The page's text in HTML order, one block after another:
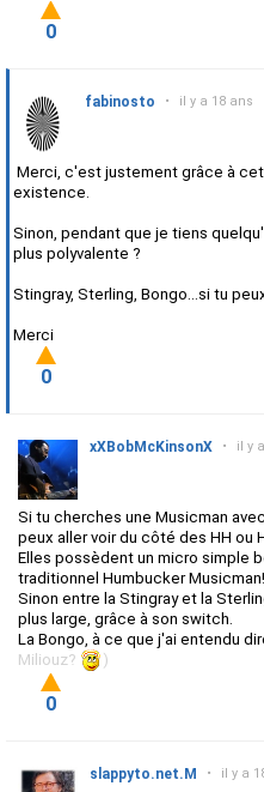
0
fabinosto • il y a 18 ans
Merci, c'est justement grâce à
existence.
Sinon, pendant que je tiens
plus polyvalente ?
Stingray, Sterling, Bongo...si tu
Merci
0
xXBobMcKinsonX • il y
Si tu cherches une Musicman
peux aller voir du côté des HH ou
Elles possèdent un micro simple
traditionnel Humbucker Musicman!
Sinon entre la Stingray et la
plus large, grâce à son switch.
La Bongo, à ce que j'ai entendu
Miliouz?
)
0
slappyto.net.M • il y a